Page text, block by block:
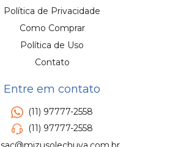
Política de Privacidade
Como Comprar
Política de Uso
Contato
Entre em contato
(11) 97777-2558
(11) 97777-2558